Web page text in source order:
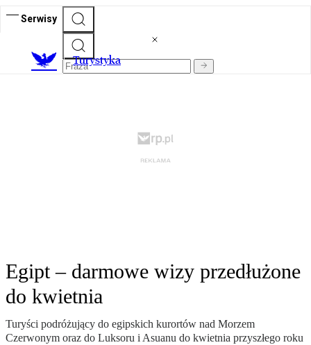
Serwisy
Turystyka
Egipt – darmowe wizy przedłużone
do kwietnia
Turyści podróżujący do egipskich kurortów nad Morzem
Czerwonym oraz do Luksoru i Asuanu do kwietnia przyszłego roku